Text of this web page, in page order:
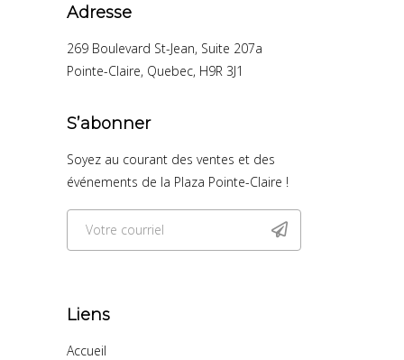
Adresse
269 Boulevard St-Jean, Suite 207a
Pointe-Claire, Quebec, H9R 3J1
S’abonner
Soyez au courant des ventes et des
événements de la Plaza Pointe-Claire !
Liens
Accueil